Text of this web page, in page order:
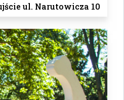
ul. Narutowicza 10